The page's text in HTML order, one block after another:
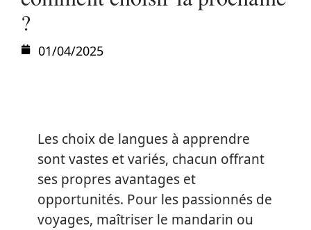
?
01/04/2025
Les choix de langues à apprendre
sont vastes et variés, chacun offrant
ses propres avantages et
opportunités. Pour les passionnés de
voyages, maîtriser le mandarin ou